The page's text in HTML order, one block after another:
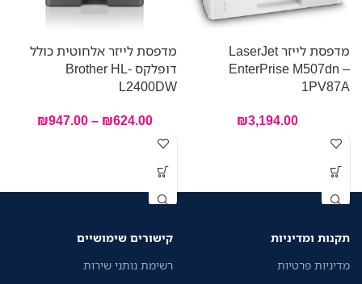
מדפסת לייזר LaserJet
EnterPrise M507dn –
1PV87A
₪3,194.00
מדפסת לייזר אלחוטית כולל
דופלקס Brother HL-
L2400DW
₪624.00
–
₪947.00
תקנות ומדיניות
מדיניות פרטיות
קישורים שימושיים
רשימת נותני שירות